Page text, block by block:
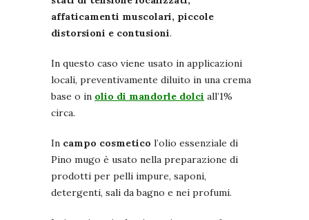
affaticamenti muscolari, piccole
distorsioni e contusioni.
In questo caso viene usato in applicazioni
locali, preventivamente diluito in una crema
base o in olio di mandorle dolci all’1%
circa.
In campo cosmetico l’olio essenziale di
Pino mugo è usato nella preparazione di
prodotti per pelli impure, saponi,
detergenti, sali da bagno e nei profumi.